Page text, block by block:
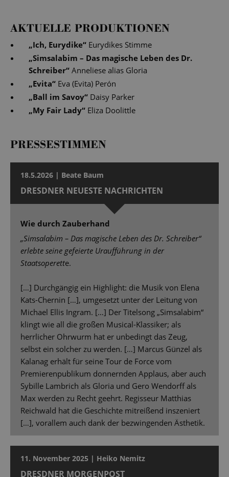
AKTUELLE PRODUKTIONEN
„Ich, Eurydike“ Eurydikes Stimme
„Simsalabim – Das magische Leben des Dr.
Schreiber“ Anneliese alias Gloria
„Evita“ Eva (Evita) Perón
„Ball im Savoy“ Daisy Parker
„My Fair Lady“ Eliza Doolittle
PRESSESTIMMEN
18.5.2026 | Beate Baum
DRESDNER NEUESTE NACHRICHTEN
Wie durch Zauberhand
„Simsalabim – Das magische Leben des Dr. Schreiber“
erlebte seine gefeierte Uraufführung in der
Staatsoperette.
[…] Durchgängig ein Highlight: die Musik von Elena
Kats-Chernin […], umgesetzt unter der Leitung von
Michael Ellis Ingram. […] Der Titelsong „Simsalabim“
klingt wie all die großen Musical-Klassiker; als
herrlicher Ohrwurm hat er unbedingt das Zeug,
selbst ein solcher zu werden. […] Marcus Günzel als
Kalanag erhält für seine Tour de Force vom
Premierenpublikum donnernden Applaus, aber auch
Sybille Lambrich als Gloria und Gero Wendorff als
Max werden zu Recht geehrt. Regisseur Matthias
Reichwald hat die Geschichte mitreißend inszeniert
[…], vorallem auch dank der bezwingenden Ästhetik.
11. November 2025 | Heiko Nemitz
DRESDNER MORGENPOST